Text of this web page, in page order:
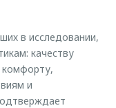
в исследовании,
качеству
комфорту,
и